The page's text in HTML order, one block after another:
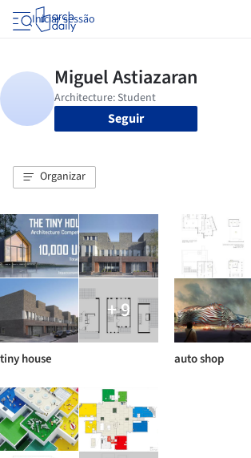
Iniciar sessão
Seguir
Organizar
+ 9
tiny house auto shop